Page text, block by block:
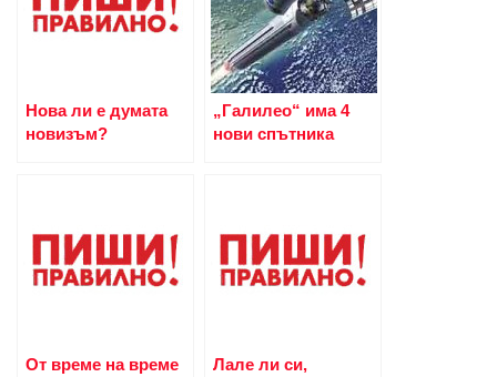
Нова ли е думата
новизъм?
„Галилео“ има 4
нови спътника
От време на време
Лале ли си,